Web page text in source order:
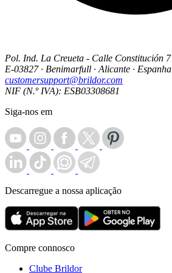
Pol. Ind. La Creueta - Calle Constitución 7
E-03827 · Benimarfull · Alicante · Espanha
customersupport@brildor.com
NIF (N.º IVA): ESB03308681
Siga-nos em
Descarregue a nossa aplicação
Compre connosco
Clube Brildor